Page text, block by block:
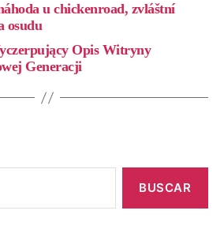
u chickenroad, zvláštní
osudu
Opis Witryny
Generacji